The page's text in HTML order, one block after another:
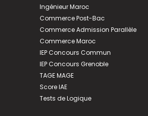
Ingénieur Maroc
Commerce Post-Bac
Commerce Admission Parallèle
Commerce Maroc
IEP Concours Commun
IEP Concours Grenoble
TAGE MAGE
Score IAE
Tests de Logique